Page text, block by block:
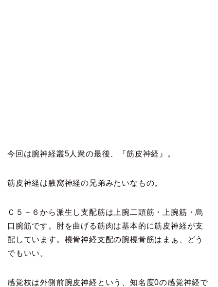
今回は腕神経叢5人衆の最後、『筋皮神経』。
筋皮神経は腋窩神経の兄弟みたいなもの。
Ｃ５－６から派生し支配筋は上腕二頭筋・上腕筋・烏
口腕筋です。肘を曲げる筋肉は基本的に筋皮神経が支
配しています。橈骨神経支配の腕橈骨筋はまぁ、どう
でもいい。
感覚枝は外側前腕皮神経という、知名度0の感覚神経で